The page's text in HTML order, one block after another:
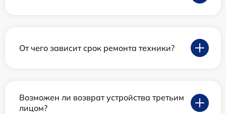
От чего зависит срок ремонта техники?
Возможен ли возврат устройства третьим
лицом?